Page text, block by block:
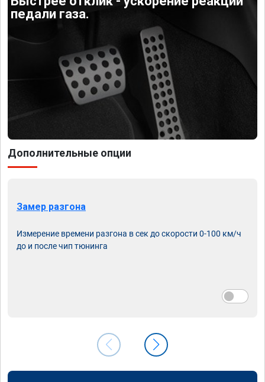
педали газа.
Дополнительные опции
Замер разгона
Измерение времени разгона в сек до скорости 0-100 км/ч
до и после чип тюнинга